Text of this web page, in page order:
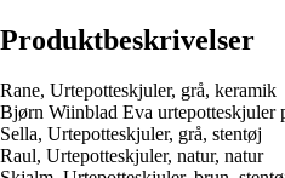
Produktbeskrivelser
Rane, Urtepotteskjuler, grå, keramik
Bjørn Wiinblad Eva
Sella, Urtepotteskjuler, grå, stentøj
Raul, Urtepotteskjuler, natur, natur